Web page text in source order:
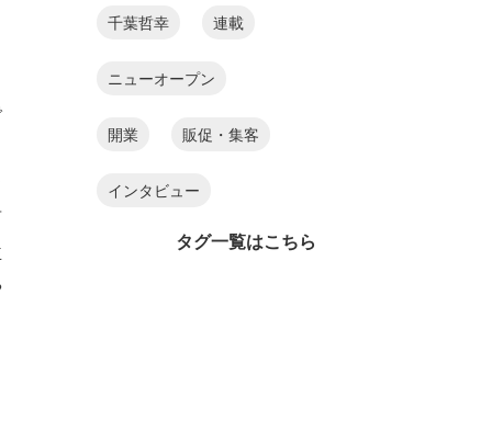
千葉哲幸 連載
ニューオープン
開業 販促・集客
インタビュー
タグ一覧はこちら